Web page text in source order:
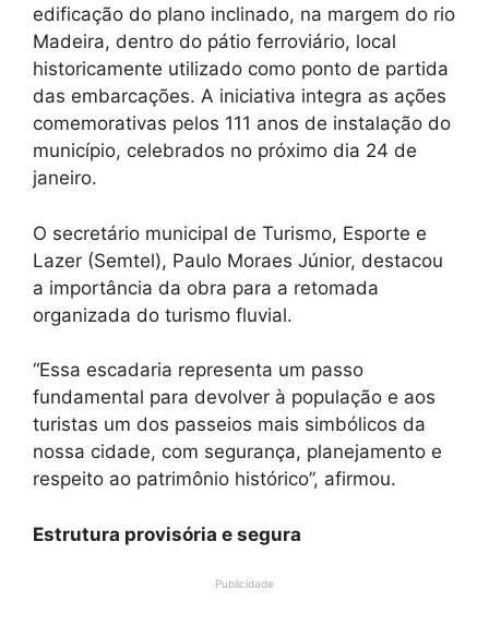
edificação do plano inclinado, na margem do rio
Madeira, dentro do pátio ferroviário, local
historicamente utilizado como ponto de partida
das embarcações. A iniciativa integra as ações
comemorativas pelos 111 anos de instalação do
município, celebrados no próximo dia 24 de
janeiro.
O secretário municipal de Turismo, Esporte e
Lazer (Semtel), Paulo Moraes Júnior, destacou
a importância da obra para a retomada
organizada do turismo fluvial.
“Essa escadaria representa um passo
fundamental para devolver à população e aos
turistas um dos passeios mais simbólicos da
nossa cidade, com segurança, planejamento e
respeito ao patrimônio histórico”, afirmou.
Estrutura provisória e segura
Publicidade